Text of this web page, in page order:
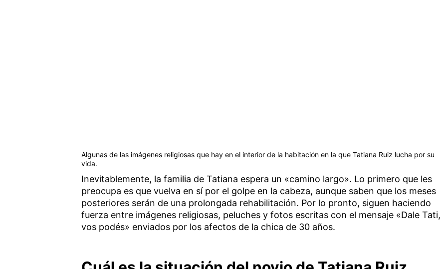
Algunas de las imágenes religiosas que hay en el interior de la habitación en la que Tatiana Ruiz lucha por su
vida.
Inevitablemente, la familia de Tatiana espera un «camino largo». Lo primero que les
preocupa es que vuelva en sí por el golpe en la cabeza, aunque saben que los meses
posteriores serán de una prolongada rehabilitación. Por lo pronto, siguen haciendo
fuerza entre imágenes religiosas, peluches y fotos escritas con el mensaje «Dale Tati,
vos podés» enviados por los afectos de la chica de 30 años.